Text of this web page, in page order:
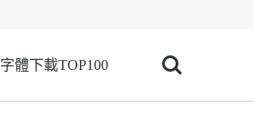
字體下載TOP100